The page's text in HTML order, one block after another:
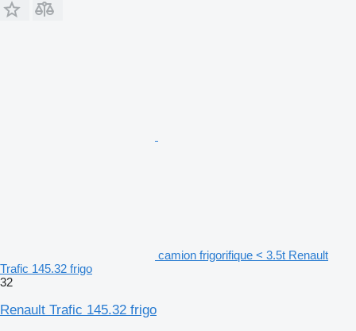
camion frigorifique < 3.5t Renault
Trafic 145.32 frigo
32
Renault Trafic 145.32 frigo